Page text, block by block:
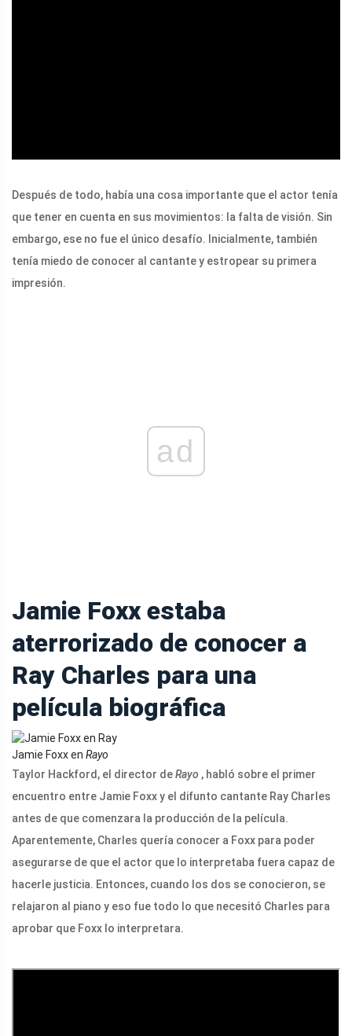
Después de todo, había una cosa importante que el actor tenía
que tener en cuenta en sus movimientos: la falta de visión. Sin
embargo, ese no fue el único desafío. Inicialmente, también
tenía miedo de conocer al cantante y estropear su primera
impresión.
ad
Jamie Foxx estaba
aterrorizado de conocer a
Ray Charles para una
película biográfica
Jamie Foxx en Rayo
Taylor Hackford, el director deRayo , habló sobre el primer
encuentro entre Jamie Foxx y el difunto cantante Ray Charles
antes de que comenzara la producción de la película.
Aparentemente, Charles quería conocer a Foxx para poder
asegurarse de que el actor que lo interpretaba fuera capaz de
hacerle justicia. Entonces, cuando los dos se conocieron, se
relajaron al piano y eso fue todo lo que necesitó Charles para
aprobar que Foxx lo interpretara.